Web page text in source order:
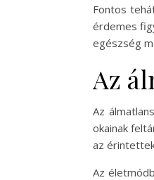
Fontos
érdemes
egészség
Az
Az
okainak
az
Az